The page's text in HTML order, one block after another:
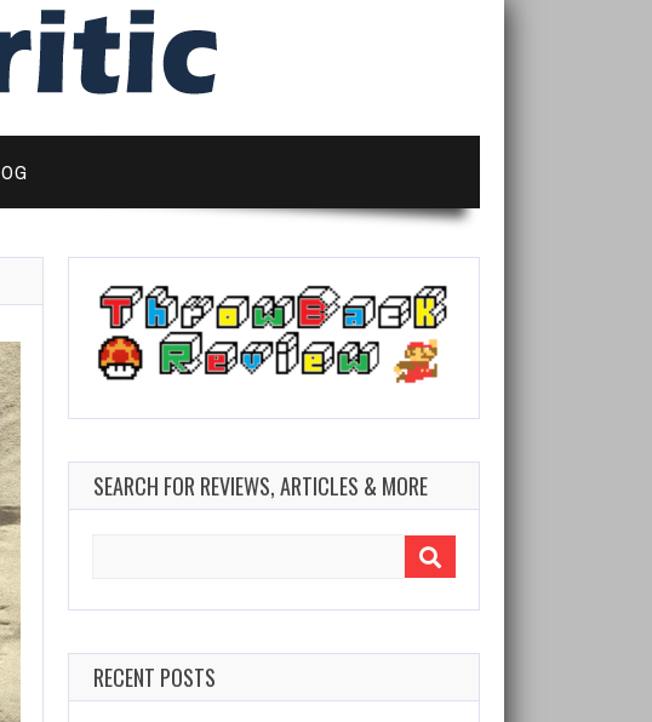
SEARCH FOR REVIEWS, ARTICLES & MORE
RECENT POSTS